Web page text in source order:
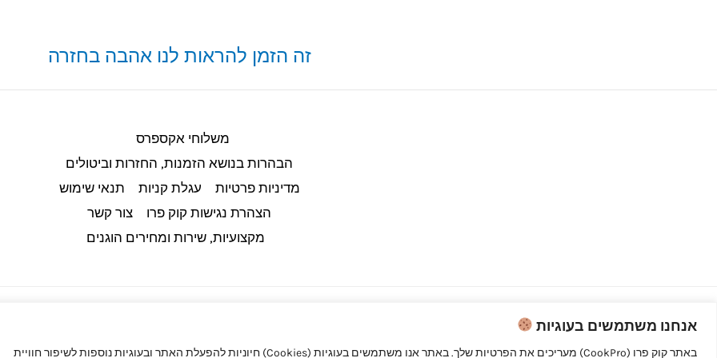
אנחנו משתמשים בעוגיות
באתר קוק פרו (CookPro) מעריכים את הפרטיות שלך. באתר אנו משתמשים בעוגיות (Cookies) חיוניות להפעלת האתר ובעוגיות נוספות לשיפור חוויית
זה הזמן להראות לנו אהבה בחזרה
משלוחי אקספרס
הבהרות בנושא הזמנות, החזרות וביטולים​
מדיניות פרטיות
עגלת קניות
תנאי שימוש
הצהרת נגישות קוק פרו
צור קשר
מקצועיות, שירות ומחירים הוגנים